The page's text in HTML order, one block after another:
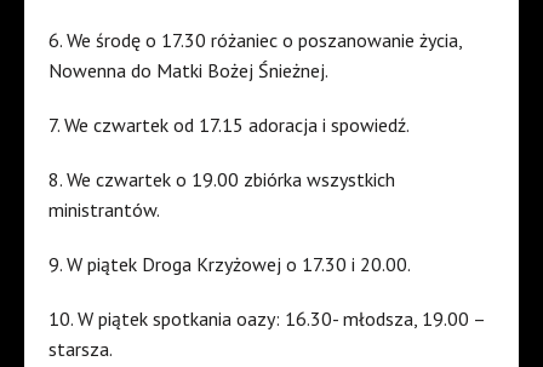
6. We środę o 17.30 różaniec o poszanowanie życia,
Nowenna do Matki Bożej Śnieżnej.
7. We czwartek od 17.15 adoracja i spowiedź.
8. We czwartek o 19.00 zbiórka wszystkich
ministrantów.
9. W piątek Droga Krzyżowej o 17.30 i 20.00.
10. W piątek spotkania oazy: 16.30- młodsza, 19.00 –
starsza.